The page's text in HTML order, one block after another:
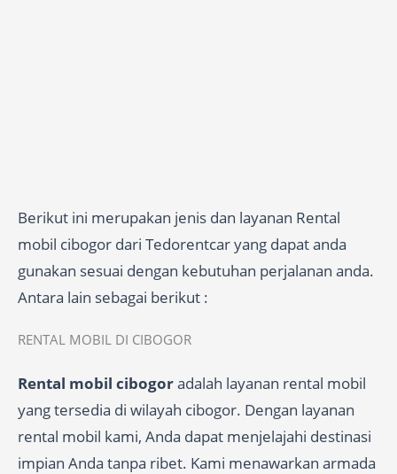
Berikut ini merupakan jenis dan layanan Rental
mobil cibogor dari Tedorentcar yang dapat anda
gunakan sesuai dengan kebutuhan perjalanan anda.
Antara lain sebagai berikut :
RENTAL MOBIL DI CIBOGOR
Rental mobil cibogoradalah layanan rental mobil
yang tersedia di wilayah cibogor. Dengan layanan
rental mobil kami, Anda dapat menjelajahi destinasi
impian Anda tanpa ribet. Kami menawarkan armada